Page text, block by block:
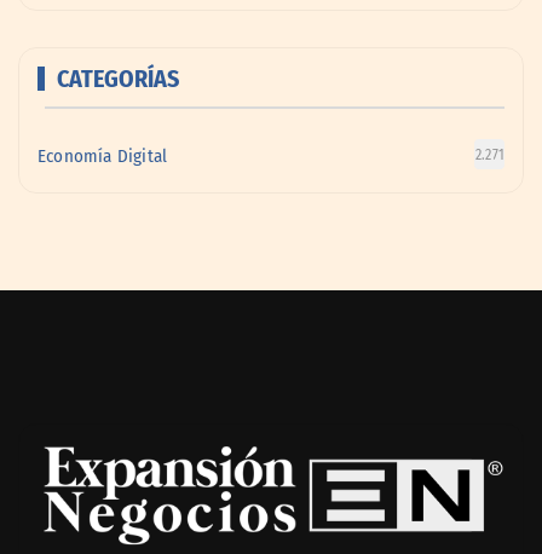
CATEGORÍAS
Economía Digital 2.271